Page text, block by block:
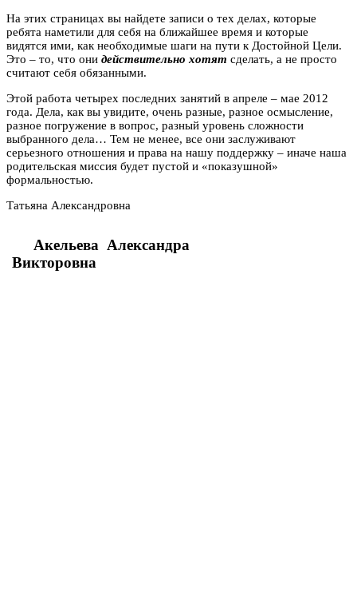
На этих страницах вы найдете записи о тех делах, которые
ребята наметили для себя на ближайшее время и которые
видятся ими, как необходимые шаги на пути к Достойной Цели.
Это – то, что они действительно хотят сделать, а не просто
считают себя обязанными.
Этой работа четырех последних занятий в апреле – мае 2012
года. Дела, как вы увидите, очень разные, разное осмысление,
разное погружение в вопрос, разный уровень сложности
выбранного дела… Тем не менее, все они заслуживают
серьезного отношения и права на нашу поддержку – иначе наша
родительская миссия будет пустой и «показушной»
формальностью.
Татьяна Александровна
Акельева Александра
Викторовна